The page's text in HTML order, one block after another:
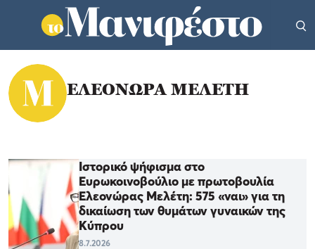
ΕΛΕΟΝΩΡΑ ΜΕΛΕΤΗ
Ιστορικό ψήφισμα στο
Ευρωκοινοβούλιο με πρωτοβουλία
Ελεονώρας Μελέτη: 575 «ναι» για τη
δικαίωση των θυμάτων γυναικών της
Κύπρου
8.7.2026